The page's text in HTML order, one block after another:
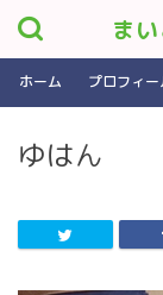
ま
ホーム プロフィー
ゆはん